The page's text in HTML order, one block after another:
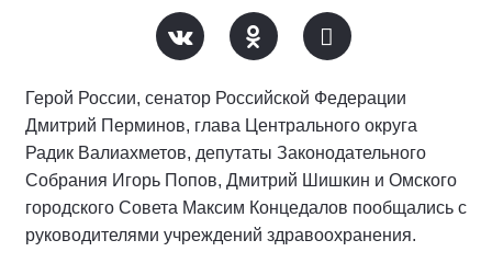
Герой России, сенатор Российской Федерации
Дмитрий Перминов, глава Центрального округа
Радик Валиахметов, депутаты Законодательного
Собрания Игорь Попов, Дмитрий Шишкин и Омского
городского Совета Максим Концедалов пообщались с
руководителями учреждений здравоохранения.